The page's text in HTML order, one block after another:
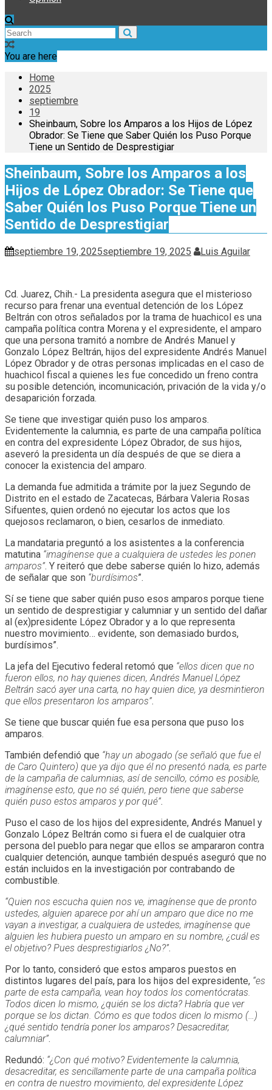
You are here
Home
2025
septiembre
19
Sheinbaum, Sobre los Amparos a los Hijos de López
Obrador: Se Tiene que Saber Quién los Puso Porque
Tiene un Sentido de Desprestigiar
Sheinbaum, Sobre los Amparos a los
Hijos de López Obrador: Se Tiene que
Saber Quién los Puso Porque Tiene un
Sentido de Desprestigiar
septiembre 19, 2025septiembre 19, 2025 Luis Aguilar
Cd. Juarez, Chih.- La presidenta asegura que el misterioso
recurso para frenar una eventual detención de los López
Beltrán con otros señalados por la trama de huachicol es una
campaña política contra Morena y el expresidente, el amparo
que una persona tramitó a nombre de Andrés Manuel y
Gonzalo López Beltrán, hijos del expresidente Andrés Manuel
López Obrador y de otras personas implicadas en el caso de
huachicol fiscal a quienes les fue concedido un freno contra
su posible detención, incomunicación, privación de la vida y/o
desaparición forzada.
Se tiene que investigar quién puso los amparos.
Evidentemente la calumnia, es parte de una campaña política
en contra del expresidente López Obrador, de sus hijos,
aseveró la presidenta un día después de que se diera a
conocer la existencia del amparo.
La demanda fue admitida a trámite por la juez Segundo de
Distrito en el estado de Zacatecas, Bárbara Valeria Rosas
Sifuentes, quien ordenó no ejecutar los actos que los
quejosos reclamaron, o bien, cesarlos de inmediato.
La mandataria preguntó a los asistentes a la conferencia
matutina “imagínense que a cualquiera de ustedes les ponen
amparos”. Y reiteró que debe saberse quién lo hizo, además
de señalar que son “burdísimos”.
Sí se tiene que saber quién puso esos amparos porque tiene
un sentido de desprestigiar y calumniar y un sentido del dañar
al (ex)presidente López Obrador y a lo que representa
nuestro movimiento… evidente, son demasiado burdos,
burdísimos”.
La jefa del Ejecutivo federal retomó que “ellos dicen que no
fueron ellos, no hay quienes dicen, Andrés Manuel López
Beltrán sacó ayer una carta, no hay quien dice, ya desmintieron
que ellos presentaron los amparos”.
Se tiene que buscar quién fue esa persona que puso los
amparos.
También defendió que “hay un abogado (se señaló que fue el
de Caro Quintero) que ya dijo que él no presentó nada, es parte
de la campaña de calumnias, así de sencillo, cómo es posible,
imagínense esto, que no sé quién, pero tiene que saberse
quién puso estos amparos y por qué”.
Puso el caso de los hijos del expresidente, Andrés Manuel y
Gonzalo López Beltrán como si fuera el de cualquier otra
persona del pueblo para negar que ellos se ampararon contra
cualquier detención, aunque también después aseguró que no
están incluidos en la investigación por contrabando de
combustible.
“Quien nos escucha quien nos ve, imagínense que de pronto
ustedes, alguien aparece por ahí un amparo que dice no me
vayan a investigar, a cualquiera de ustedes, imagínense que
alguien les hubiera puesto un amparo en su nombre, ¿cuál es
el objetivo? Pues desprestigiarlos ¿No?”.
Por lo tanto, consideró que estos amparos puestos en
distintos lugares del país, para los hijos del expresidente, “es
parte de esta campaña, vean hoy todos los comentócratas.
Todos dicen lo mismo, ¿quién se los dicta? Habría que ver
porque se los dictan. Cómo es que todos dicen lo mismo (…)
¿qué sentido tendría poner los amparos? Desacreditar,
calumniar”.
Redundó: “¿Con qué motivo? Evidentemente la calumnia,
desacreditar, es sencillamente parte de una campaña política
en contra de nuestro movimiento, del expresidente López